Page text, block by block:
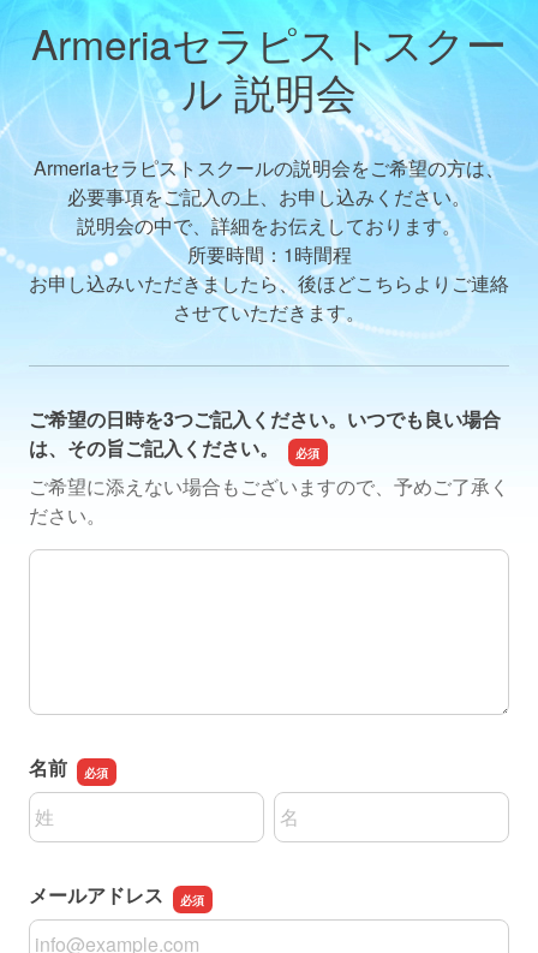
Armeriaセラピストスクー
ル 説明会
Armeriaセラピストスクールの説明会をご希望の方は、
必要事項をご記入の上、お申し込みください。
説明会の中で、詳細をお伝えしております。
所要時間：1時間程
お申し込みいただきましたら、後ほどこちらよりご連絡
させていただきます。
ご希望の日時を3つご記入ください。いつでも良い場合
は、その旨ご記入ください。
ご希望に添えない場合もございますので、予めご了承く
ださい。
ご希望の日時を3つご記入ください。いつでも良い場合は
名前
名前の姓
名前の名
メールアドレス
メールアドレス